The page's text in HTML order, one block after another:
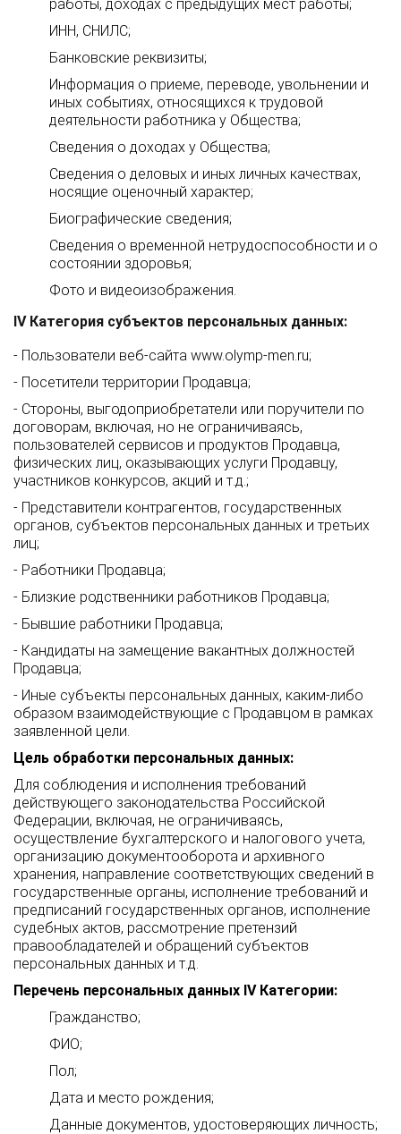
работы, доходах с предыдущих мест работы;
ИНН, СНИЛС;
Банковские реквизиты;
Информация о приеме, переводе, увольнении и
иных событиях, относящихся к трудовой
деятельности работника у Общества;
Сведения о доходах у Общества;
Сведения о деловых и иных личных качествах,
носящие оценочный характер;
Биографические сведения;
Сведения о временной нетрудоспособности и о
состоянии здоровья;
Фото и видеоизображения.
IV Категория субъектов персональных данных:
- Пользователи веб-сайта www.olymp-men.ru;
- Посетители территории Продавца;
- Стороны, выгодоприобретатели или поручители по
договорам, включая, но не ограничиваясь,
пользователей сервисов и продуктов Продавца,
физических лиц, оказывающих услуги Продавцу,
участников конкурсов, акций и т.д.;
- Представители контрагентов, государственных
органов, субъектов персональных данных и третьих
лиц;
- Работники Продавца;
- Близкие родственники работников Продавца;
- Бывшие работники Продавца;
- Кандидаты на замещение вакантных должностей
Продавца;
- Иные субъекты персональных данных, каким-либо
образом взаимодействующие с Продавцом в рамках
заявленной цели.
Цель обработки персональных данных:
Для соблюдения и исполнения требований
действующего законодательства Российской
Федерации, включая, не ограничиваясь,
осуществление бухгалтерского и налогового учета,
организацию документооборота и архивного
хранения, направление соответствующих сведений в
государственные органы, исполнение требований и
предписаний государственных органов, исполнение
судебных актов, рассмотрение претензий
правообладателей и обращений субъектов
персональных данных и т.д.
Перечень персональных данных IV Категории:
Гражданство;
ФИО;
Пол;
Дата и место рождения;
Данные документов, удостоверяющих личность;